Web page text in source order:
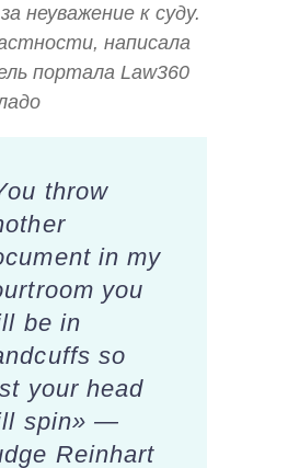
неуважение к суду.
написала
портала Law360
throw
in my
you
be in
so
your head
spin» —
Reinhart